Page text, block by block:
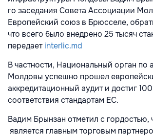
го заседания Совета Ассоциации
Европейский союз в Брюсселе,
что всего было внедрено 25 тысяч
передаетinterlic.md
В частности, Национальный орган по
Молдовы успешно прошел
аккредитационный аудит и достиг
соответствия стандартам ЕС.
Вадим Брынзан отметил с гордостью,
является главным торговым